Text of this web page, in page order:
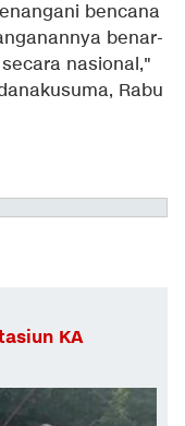
bencana
benar-
nasional,"
Rabu
KA